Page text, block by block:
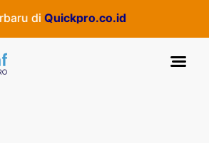
diQuickpro.co.id